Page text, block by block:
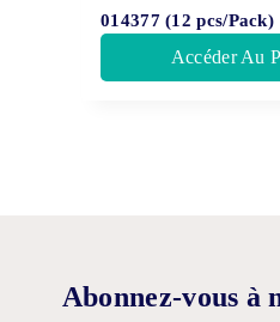
014377 (12 pcs/Pack)
Accéder Au
Abonnez-vous à